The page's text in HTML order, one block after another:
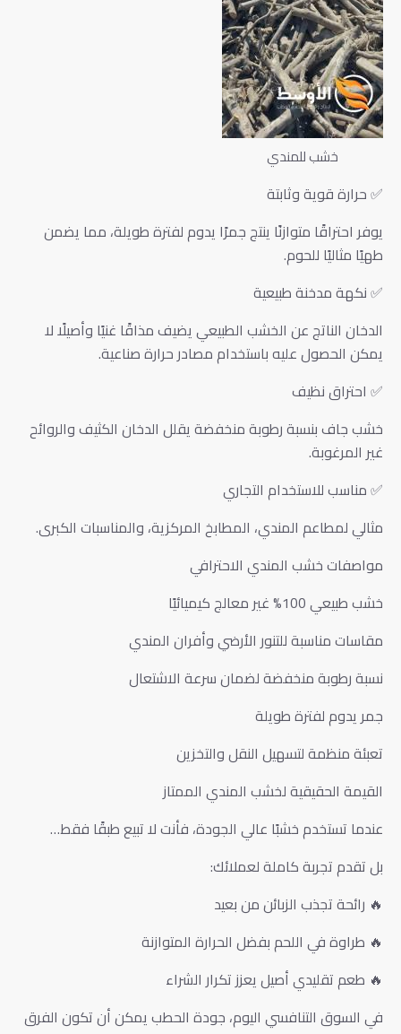
خشب للمندي
✅ حرارة قوية وثابتة
يوفر احتراقًا متوازنًا ينتج جمرًا يدوم لفترة طويلة، مما يضمن
طهيًا مثاليًا للحوم.
✅ نكهة مدخنة طبيعية
الدخان الناتج عن الخشب الطبيعي يضيف مذاقًا غنيًا وأصيلًا لا
يمكن الحصول عليه باستخدام مصادر حرارة صناعية.
✅ احتراق نظيف
خشب جاف بنسبة رطوبة منخفضة يقلل الدخان الكثيف والروائح
غير المرغوبة.
✅ مناسب للاستخدام التجاري
مثالي لمطاعم المندي، المطابخ المركزية، والمناسبات الكبرى.
مواصفات خشب المندي الاحترافي
خشب طبيعي 100% غير معالج كيميائيًا
مقاسات مناسبة للتنور الأرضي وأفران المندي
نسبة رطوبة منخفضة لضمان سرعة الاشتعال
جمر يدوم لفترة طويلة
تعبئة منظمة لتسهيل النقل والتخزين
القيمة الحقيقية لخشب المندي الممتاز
عندما تستخدم خشبًا عالي الجودة، فأنت لا تبيع طبقًا فقط…
بل تقدم تجربة كاملة لعملائك:
🔥 رائحة تجذب الزبائن من بعيد
🔥 طراوة في اللحم بفضل الحرارة المتوازنة
🔥 طعم تقليدي أصيل يعزز تكرار الشراء
في السوق التنافسي اليوم، جودة الحطب يمكن أن تكون الفرق